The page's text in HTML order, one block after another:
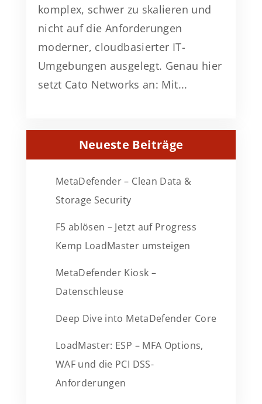
komplex, schwer zu skalieren und
nicht auf die Anforderungen
moderner, cloudbasierter IT-
Umgebungen ausgelegt. Genau hier
setzt Cato Networks an: Mit...
Neueste Beiträge
MetaDefender – Clean Data &
Storage Security
F5 ablösen – Jetzt auf Progress
Kemp LoadMaster umsteigen
MetaDefender Kiosk –
Datenschleuse
Deep Dive into MetaDefender Core
LoadMaster: ESP – MFA Options,
WAF und die PCI DSS-
Anforderungen